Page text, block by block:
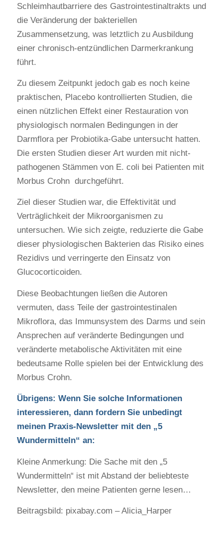
Schleimhautbarriere des Gastrointestinaltrakts und
die Veränderung der bakteriellen
Zusammensetzung, was letztlich zu Ausbildung
einer chronisch-entzündlichen Darmerkrankung
führt.
Zu diesem Zeitpunkt jedoch gab es noch keine
praktischen, Placebo kontrollierten Studien, die
einen nützlichen Effekt einer Restauration von
physiologisch normalen Bedingungen in der
Darmflora per Probiotika-Gabe untersucht hatten.
Die ersten Studien dieser Art wurden mit nicht-
pathogenen Stämmen von E. coli bei Patienten mit
Morbus Crohn durchgeführt.
Ziel dieser Studien war, die Effektivität und
Verträglichkeit der Mikroorganismen zu
untersuchen. Wie sich zeigte, reduzierte die Gabe
dieser physiologischen Bakterien das Risiko eines
Rezidivs und verringerte den Einsatz von
Glucocorticoiden.
Diese Beobachtungen ließen die Autoren
vermuten, dass Teile der gastrointestinalen
Mikroflora, das Immunsystem des Darms und sein
Ansprechen auf veränderte Bedingungen und
veränderte metabolische Aktivitäten mit eine
bedeutsame Rolle spielen bei der Entwicklung des
Morbus Crohn.
Übrigens: Wenn Sie solche Informationen
interessieren, dann fordern Sie unbedingt
meinen Praxis-Newsletter mit den „5
Wundermitteln“ an:
Kleine Anmerkung: Die Sache mit den „5
Wundermitteln“ ist mit Abstand der beliebteste
Newsletter, den meine Patienten gerne lesen…
Beitragsbild: pixabay.com – Alicia_Harper